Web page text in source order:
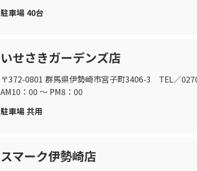
駐車場 40台
いせさきガーデンズ店
〒372-0801 群馬県伊勢崎市宮子町3406-3 TEL／
AM10：00 〜 PM8：00
駐車場 共用
スマーク伊勢崎店